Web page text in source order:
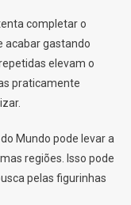
completar o
acabar gastando
elevam o
praticamente
Mundo pode levar a
regiões. Isso pode
pelas figurinhas